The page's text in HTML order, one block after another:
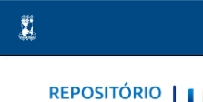
navigation